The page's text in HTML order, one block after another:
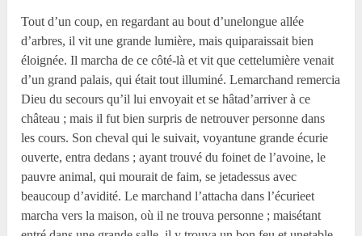
Tout d’un coup, en regardant au bout d’unelongue allée
d’arbres, il vit une grande lumière, mais quiparaissait bien
éloignée. Il marcha de ce côté-là et vit que cettelumière venait
d’un grand palais, qui était tout illuminé. Lemarchand remercia
Dieu du secours qu’il lui envoyait et se hâtad’arriver à ce
château ; mais il fut bien surpris de netrouver personne dans
les cours. Son cheval qui le suivait, voyantune grande écurie
ouverte, entra dedans ; ayant trouvé du foinet de l’avoine, le
pauvre animal, qui mourait de faim, se jetadessus avec
beaucoup d’avidité. Le marchand l’attacha dans l’écurieet
marcha vers la maison, où il ne trouva personne ; maisétant